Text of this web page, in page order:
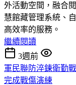
外活動空間，融合
慧館藏管理系統、
高效率的服務。
繼續閱讀
3週前
軍民聯防淬鍊衛勤
完成戰傷演練